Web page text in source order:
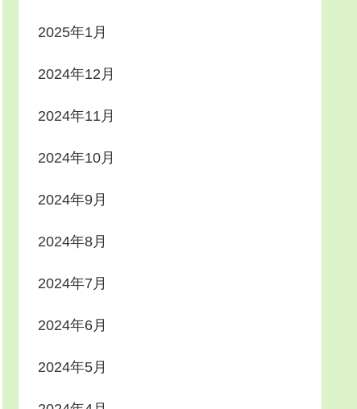
2025年1月
2024年12月
2024年11月
2024年10月
2024年9月
2024年8月
2024年7月
2024年6月
2024年5月